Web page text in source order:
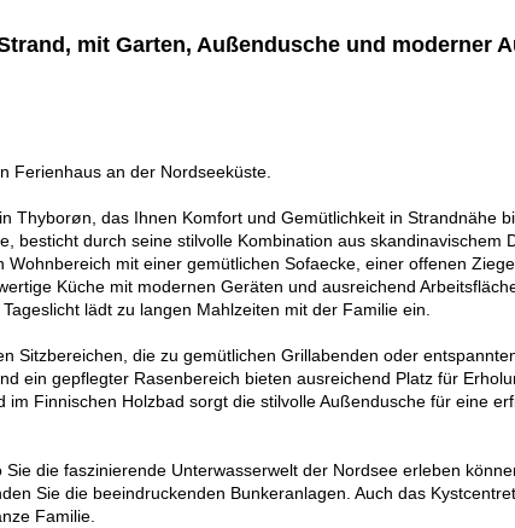
mit Garten, Außendusche und moderner
Ferienhaus an der Nordseeküste.
Thyborøn, das Ihnen Komfort und Gemütlichkeit in Strandnähe
besticht durch seine stilvolle Kombination aus skandinavischem
mit einer gemütlichen Sofaecke, einer offenen
Küche mit modernen Geräten und ausreichend
lädt zu langen Mahlzeiten mit der Familie ein.
Sitzbereichen, die zu gemütlichen Grillabenden oder
ein gepflegter Rasenbereich bieten ausreichend Platz für
Finnischen Holzbad sorgt die stilvolle Außendusche für eine
die faszinierende Unterwasserwelt der Nordsee erleben
Sie die beeindruckenden Bunkeranlagen. Auch das
Familie.